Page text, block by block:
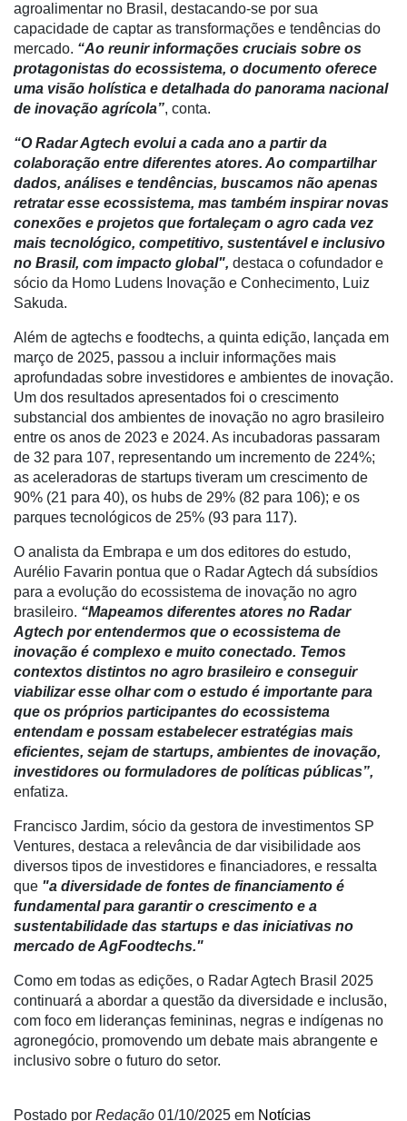
Cadeira
Artigos
Agenda
de
Precisão
Automação
e
Robótica
Conectividade
Dados
Análise
E-
Commerce
Informatização
da
Agricultura
Vertical
Software
Empresarial
para
Recursos
Hídricos
Membros
Liberali
Netrin
Tecprime
Agro
Lean
Way
Consulting
Manager
CHB
agroalimentar no Brasil, destacando-se por sua
capacidade de captar as transformações e tendências do
mercado. “Ao reunir informações cruciais sobre os
protagonistas do ecossistema, o documento oferece
uma visão holística e detalhada do panorama nacional
de inovação agrícola”, conta.
“O Radar Agtech evolui a cada ano a partir da
colaboração entre diferentes atores. Ao compartilhar
dados, análises e tendências, buscamos não apenas
retratar esse ecossistema, mas também inspirar novas
conexões e projetos que fortaleçam o agro cada vez
mais tecnológico, competitivo, sustentável e inclusivo
no Brasil, com impacto global", destaca o cofundador e
sócio da Homo Ludens Inovação e Conhecimento, Luiz
Sakuda.
Além de agtechs e foodtechs, a quinta edição, lançada em
março de 2025, passou a incluir informações mais
aprofundadas sobre investidores e ambientes de inovação.
Um dos resultados apresentados foi o crescimento
substancial dos ambientes de inovação no agro brasileiro
entre os anos de 2023 e 2024. As incubadoras passaram
de 32 para 107, representando um incremento de 224%;
as aceleradoras de startups tiveram um crescimento de
90% (21 para 40), os hubs de 29% (82 para 106); e os
parques tecnológicos de 25% (93 para 117).
O analista da Embrapa e um dos editores do estudo,
Aurélio Favarin pontua que o Radar Agtech dá subsídios
para a evolução do ecossistema de inovação no agro
brasileiro. “Mapeamos diferentes atores no Radar
Agtech por entendermos que o ecossistema de
inovação é complexo e muito conectado. Temos
contextos distintos no agro brasileiro e conseguir
viabilizar esse olhar com o estudo é importante para
que os próprios participantes do ecossistema
entendam e possam estabelecer estratégias mais
eficientes, sejam de startups, ambientes de inovação,
investidores ou formuladores de políticas públicas”,
enfatiza.
Francisco Jardim, sócio da gestora de investimentos SP
Ventures, destaca a relevância de dar visibilidade aos
diversos tipos de investidores e financiadores, e ressalta
que "a diversidade de fontes de financiamento é
fundamental para garantir o crescimento e a
sustentabilidade das startups e das iniciativas no
mercado de AgFoodtechs."
Como em todas as edições, o Radar Agtech Brasil 2025
continuará a abordar a questão da diversidade e inclusão,
com foco em lideranças femininas, negras e indígenas no
agronegócio, promovendo um debate mais abrangente e
inclusivo sobre o futuro do setor.
Postado por Redação 01/10/2025 em Notícias